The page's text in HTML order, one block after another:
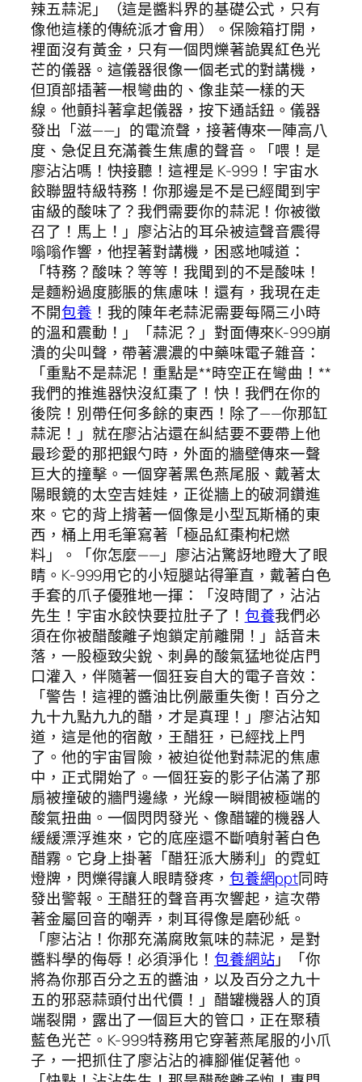
辣五蒜泥」（這是醬料界的基礎公式，只有
像他這樣的傳統派才會用）。保險箱打開，
裡面沒有黃金，只有一個閃爍著詭異紅色光
芒的儀器。這儀器很像一個老式的對講機，
但頂部插著一根彎曲的、像韭菜一樣的天
線。他顫抖著拿起儀器，按下通話鈕。儀器
發出「滋——」的電流聲，接著傳來一陣高八
度、急促且充滿養生焦慮的聲音。「喂！是
廖沾沾嗎！快接聽！這裡是 K-999！宇宙水
餃聯盟特級特務！你那邊是不是已經聞到宇
宙級的酸味了？我們需要你的蒜泥！你被徵
召了！馬上！」廖沾沾的耳朵被這聲音震得
嗡嗡作響，他捏著對講機，困惑地喊道：
「特務？酸味？等等！我聞到的不是酸味！
是麵粉過度膨脹的焦慮味！還有，我現在走
不開包養 ！我的陳年老蒜泥需要每隔三小時
的溫和震動！」「蒜泥？」對面傳來K-999崩
潰的尖叫聲，帶著濃濃的中藥味電子雜音：
「重點不是蒜泥！重點是**時空正在彎曲！**
我們的推進器快沒紅棗了！快！我們在你的
後院！別帶任何多餘的東西！除了——你那缸
蒜泥！」就在廖沾沾還在糾結要不要帶上他
最珍愛的那把銀勺時，外面的牆壁傳來一聲
巨大的撞擊。一個穿著黑色燕尾服、戴著太
陽眼鏡的太空吉娃娃，正從牆上的破洞鑽進
來。它的背上揹著一個像是小型瓦斯桶的東
西，桶上用毛筆寫著「極品紅棗枸杞燃
料」。「你怎麼——」廖沾沾驚訝地瞪大了眼
睛。K-999用它的小短腿站得筆直，戴著白色
手套的爪子優雅地一揮：「沒時間了，沾沾
先生！宇宙水餃快要拉肚子了！ 包養我們必
須在你被醋酸離子炮鎖定前離開！」話音未
落，一股極致尖銳、刺鼻的酸氣猛地從店門
口灌入，伴隨著一個狂妄自大的電子音效：
「警告！這裡的醬油比例嚴重失衡！百分之
九十九點九九的醋，才是真理！」廖沾沾知
道，這是他的宿敵，王醋狂，已經找上門
了。他的宇宙冒險，被迫從他對蒜泥的焦慮
中，正式開始了。一個狂妄的影子佔滿了那
扇被撞破的牆門邊緣，光線一瞬間被極端的
酸氣扭曲。一個閃閃發光、像醋罐的機器人
緩緩漂浮進來，它的底座還不斷噴射著白色
醋霧。它身上掛著「醋狂派大勝利」的霓虹
燈牌，閃爍得讓人眼睛發疼， 包養網ppt同時
發出警報。王醋狂的聲音再次響起，這次帶
著金屬回音的嘲弄，刺耳得像是磨砂紙。
「廖沾沾！你那充滿腐敗氣味的蒜泥，是對
醬料學的侮辱！必須淨化！ 包養網站」「你
將為你那百分之五的醬油，以及百分之九十
五的邪惡蒜頭付出代價！」醋罐機器人的頂
端裂開，露出了一個巨大的管口，正在聚積
藍色光芒。K-999特務用它穿著燕尾服的小爪
子，一把抓住了廖沾沾的褲腳催促著他。